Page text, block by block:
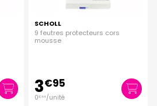
SCHOLL
9 feutres protecteurs cors
mousse
3€95
0€44 /unité